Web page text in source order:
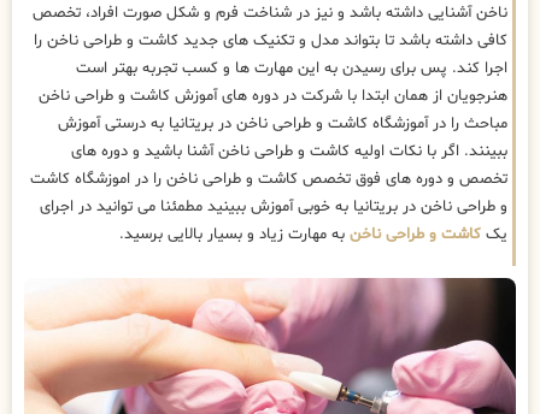
ناخن آشنایی داشته باشد و نیز در شناخت فرم و شکل صورت افراد، تخصص
کافی داشته باشد تا بتواند مدل و تکنیک های جدید کاشت و طراحی ناخن را
اجرا کند. پس برای رسیدن به این مهارت ها و کسب تجربه بهتر است
هنرجویان از همان ابتدا با شرکت در دوره های آموزش کاشت و طراحی ناخن
مباحث را در آموزشگاه کاشت و طراحی ناخن در بریتانیا به درستی آموزش
ببینند. اگر با نکات اولیه کاشت و طراحی ناخن آشنا باشید و دوره های
تخصص و دوره های فوق تخصص کاشت و طراحی ناخن را در اموزشگاه کاشت
و طراحی ناخن در بریتانیا به خوبی آموزش ببینید مطمئنا می توانید در اجرای
یک کاشت و طراحی ناخن به مهارت زیاد و بسیار بالایی برسید.